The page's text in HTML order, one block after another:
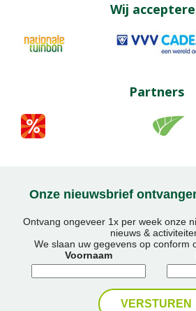
Wij
Partners
Onze nieuwsbrief
Ontvang ongeveer 1x per week onze
nieuws &
We slaan uw gegevens op conform
Voornaam